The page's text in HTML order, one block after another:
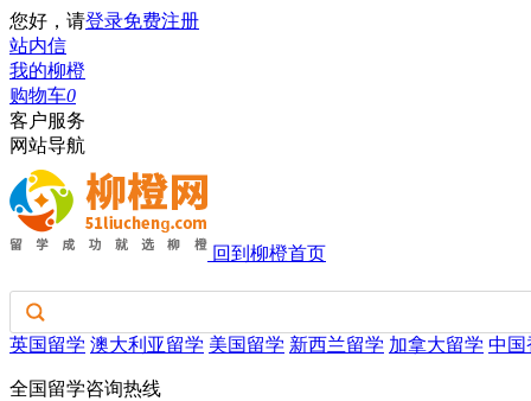
您好，请登录免费注册
站内信
我的柳橙
购物车0
客户服务
网站导航
回到柳橙首页
英国留学 澳大利亚留学 美国留学 新西兰留学 加拿大留学 中国
全国留学咨询热线